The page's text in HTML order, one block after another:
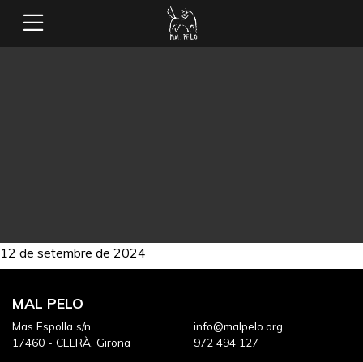
12 de setembre de 2024
MAL PELO
Mas Espolla s/n
17460 - CELRÀ, Girona
info@malpelo.org
972 494 127